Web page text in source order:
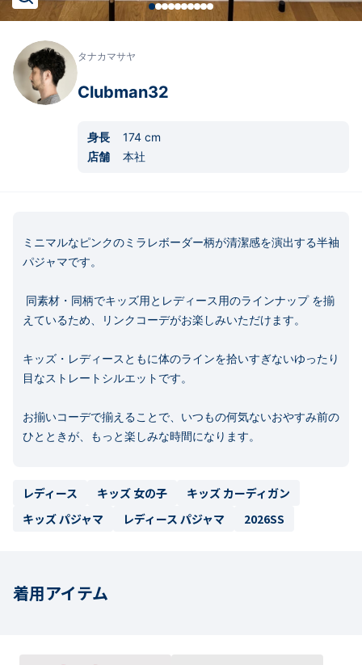
タナカマサヤ
Clubman32
身長 174 cm
店舗
本社
ミニマルなピンクのミラレボーダー柄が清潔感を演出する半袖
パジャマです。
えているため、リンクコーデがお楽しみいただけます。
キッズ・レディースともに体のラインを拾いすぎないゆったり
目なストレートシルエットです。
お揃いコーデで揃えることで、いつもの何気ないおやすみ前の
ひとときが、もっと楽しみな時間になります。
レディース キッズ 女の子
キッズ カーディガン
キッズ パジャマ
レディース パジャマ 2026SS
着用アイテム